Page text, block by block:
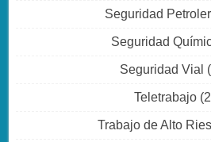
Seguridad
Seguridad
Seguridad Vial
Teletrabajo
Trabajo de Alto